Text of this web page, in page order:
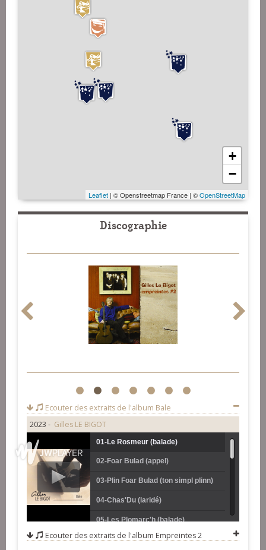
+
−
Leaflet | © Openstreetmap France | ©OpenStreetMap
Discographie
1 2 3 4 5 6 7
Ecouter des extraits de l'album Bale
2023 - Gilles LE BIGOT
01-Le Rosmeur (balade)
02-Foar Bulad (appel)
03-Plin Foar Bulad (ton simpl plinn)
04-Chas'Du (laridé)
05-Les Plomarc'h (balade)
06-An Dragon Yaouank (concours
Ecouter des extraits de l'album Empreintes 2